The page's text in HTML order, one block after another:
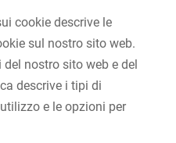
cookie descrive le
sul nostro sito web.
nostro sito web e del
descrive i tipi di
e le opzioni per